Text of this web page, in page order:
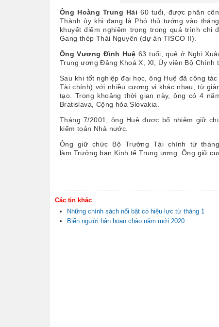
Ông Hoàng Trung Hải60 tuổi,
được phân
Thành ủy khi đang là Phó thủ tướng vào
khuyết điểm nghiêm trọng trong quá trình
Gang thép Thái Nguyên (dự án TISCO II).
Ông Vương Đình Huệ63 tuổi, quê ở Nghi
Trung ương Đảng Khoá X, XI, Ủy viên Bộ Chính
Sau khi tốt nghiệp đại học, ông Huệ đã công
Tài chính) với nhiều cương vị khác nhau, từ
tạo. Trong khoảng thời gian này, ông có 4
Bratislava, Cộng hòa Slovakia.
Tháng 7/2001, ông Huệ được bổ nhiệm giữ
kiểm toán Nhà nước.
Ông giữ chức Bộ Trưởng Tài chính từ
làm Trưởng ban Kinh tế Trung ương. Ông giữ
Các tin khác
Những chính sách nổi bật có hiệu lực từ tháng 1
Biển người hân hoan chào năm mới 2020